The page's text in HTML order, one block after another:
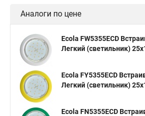
Аналоги по цене
Ecola FW5355ECD
Легкий (светильник)
Ecola FY5355ECD
Легкий (светильник)
Ecola FN5355ECD